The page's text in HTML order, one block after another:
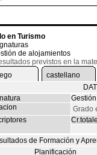
en Turismo
de alojamientos
previstos en la
castellano
Grado
de Formación y
Planificación